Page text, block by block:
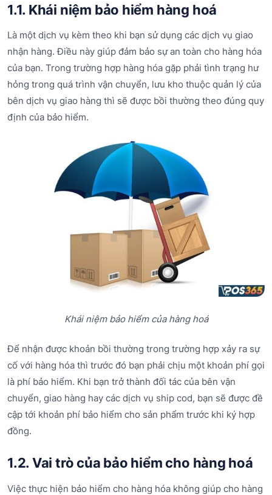
1.1. Khái niệm bảo hiểm hàng hoá
Là một dịch vụ kèm theo khi bạn sử dụng các dịch vụ giao
nhận hàng. Điều này giúp đảm bảo sự an toàn cho hàng hóa
của bạn. Trong trường hợp hàng hóa gặp phải tình trạng hư
hỏng trong quá trình vận chuyển, lưu kho thuộc quản lý của
bên dịch vụ giao hàng thì sẽ được bồi thường theo đúng quy
định của bảo hiểm.
Khái niệm bảo hiểm của hàng hoá
Để nhận được khoản bồi thường trong trường hợp xảy ra sự
cố với hàng hóa thì trước đó bạn phải chịu một khoản phí gọi
là phí bảo hiểm. Khi bạn trở thành đối tác của bên vận
chuyển, giao hàng hay các dịch vụ ship cod, bạn sẽ được đề
cập tới khoản phí bảo hiểm cho sản phẩm trước khi ký hợp
đồng.
1.2. Vai trò của bảo hiểm cho hàng hoá
Việc thực hiện bảo hiểm cho hàng hóa không giúp cho hàng